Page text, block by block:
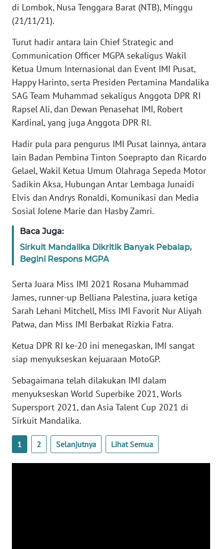
di Lombok, Nusa Tenggara Barat (NTB), Minggu
(21/11/21).
Turut hadir antara lain Chief Strategic and
Communication Officer MGPA sekaligus Wakil
Ketua Umum Internasional dan Event IMI Pusat,
Happy Harinto, serta Presiden Pertamina Mandalika
SAG Team Muhammad sekaligus Anggota DPR RI
Rapsel Ali, dan Dewan Penasehat IMI, Robert
Kardinal, yang juga Anggota DPR RI.
Hadir pula para pengurus IMI Pusat lainnya, antara
lain Badan Pembina Tinton Soeprapto dan Ricardo
Gelael, Wakil Ketua Umum Olahraga Sepeda Motor
Sadikin Aksa, Hubungan Antar Lembaga Junaidi
Elvis dan Andrys Ronaldi, Komunikasi dan Media
Sosial Jolene Marie dan Hasby Zamri.
Baca Juga:
Sirkuit Mandalika Dikritik Banyak Pebalap,
Begini Respons MGPA
Serta Juara Miss IMI 2021 Rosana Muhammad
James, runner-up Belliana Palestina, juara ketiga
Sarah Lehani Mitchell, Miss IMI Favorit Nur Aliyah
Patwa, dan Miss IMI Berbakat Rizkia Fatra.
Ketua DPR RI ke-20 ini menegaskan, IMI sangat
siap menyukseskan kejuaraan MotoGP.
Sebagaimana telah dilakukan IMI dalam
menyukseskan World Superbike 2021, Worls
Supersport 2021, dan Asia Talent Cup 2021 di
Sirkuit Mandalika.
1 2 Selanjutnya Lihat Semua
SUMUT
WN
WN
JABAR
WN
BANTEN
WN
NTT
WN
KEPRI
PAPUA
WN
BARAT
WN
RIAU
WN
WN
WN
SULTRA
WN
NTB